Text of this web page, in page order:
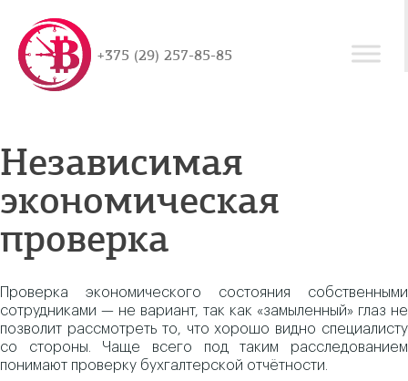
+375 (29) 257-85-85
Независимая
экономическая
проверка
Проверка экономического состояния собственными
сотрудниками — не вариант, так как «замыленный» глаз не
позволит рассмотреть то, что хорошо видно специалисту
со стороны. Чаще всего под таким расследованием
понимают проверку бухгалтерской отчётности.